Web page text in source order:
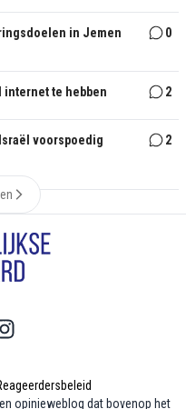
in Jemen
0
internet te hebben 2
voorspoedig
2
opinieweblog dat bovenop het